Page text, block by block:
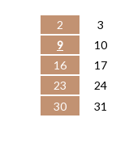
2
3
9
10
16
17
23
24
30
31